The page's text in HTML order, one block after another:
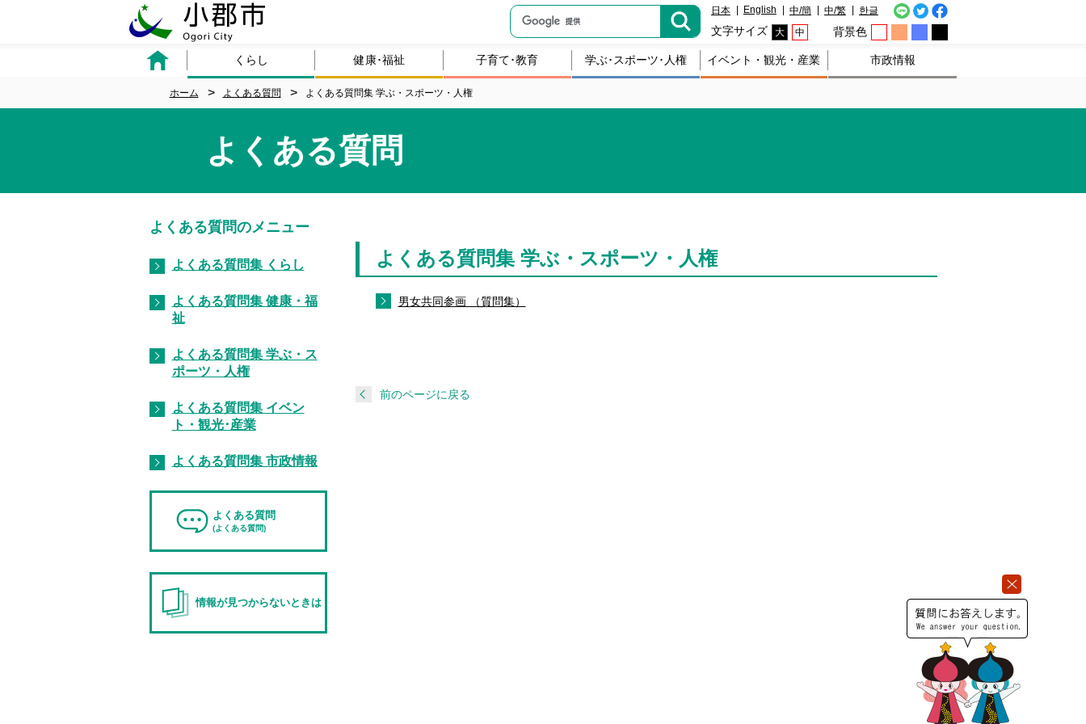
日本 English 中/簡 中/繁 한글
文字サイズ 大 中 背景色
くらし 健康･福祉 子育て･教育 学ぶ･スポーツ･人権 イベント・観光・産業 市政情報
ホーム よくある質問 よくある質問集 学ぶ・スポーツ・人権
よくある質問
よくある質問集 学ぶ・スポーツ・人権
男女共同参画 （質問集）
前のページに戻る
よくある質問のメニュー
よくある質問集 くらし
よくある質問集 健康・福
祉
よくある質問集 学ぶ・ス
ポーツ・人権
よくある質問集 イベン
ト・観光･産業
よくある質問集 市政情報
よくある質問
(よくある質問)
情報が見つからないときは